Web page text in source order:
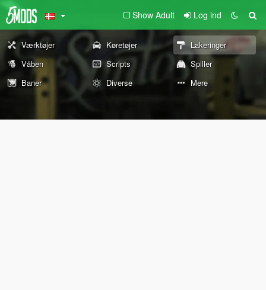
Show Adult Log ind
Værktøjer Køretøjer
Lakeringer
Våben
Scripts
Spiller
Baner
Diverse Mere